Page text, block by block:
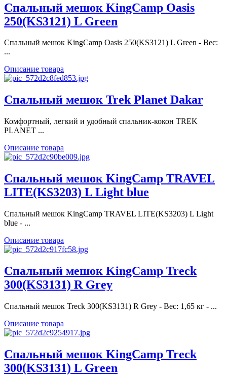
Спальный мешок KingCamp Oasis
250(KS3121) L Green
Спальный мешок KingCamp Oasis 250(KS3121) L Green - Вес:
...
Описание товара
Спальный мешок Trek Planet Dakar
Комфортный, легкий и удобный спальник-кокон TREK
PLANET ...
Описание товара
Спальный мешок KingCamp TRAVEL
LITE(KS3203) L Light blue
Спальный мешок KingCamp TRAVEL LITE(KS3203) L Light
blue - ...
Описание товара
Спальный мешок KingCamp Treck
300(KS3131) R Grey
Спальный мешок Treck 300(KS3131) R Grey - Вес: 1,65 кг - ...
Описание товара
Спальный мешок KingCamp Treck
300(KS3131) L Green